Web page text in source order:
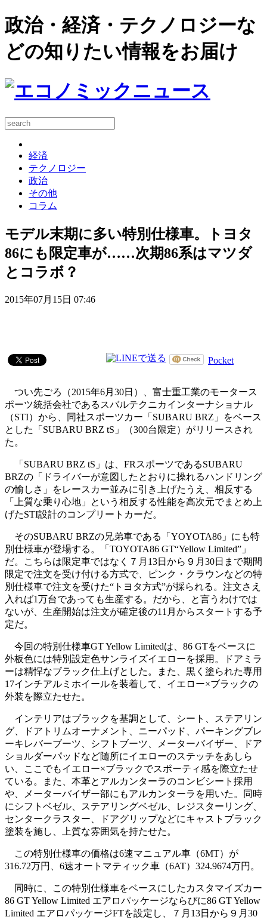
政治・経済・テクノロジーな
どの知りたい情報をお届け
経済
テクノロジー
政治
その他
コラム
モデル末期に多い特別仕様車。トヨタ
86にも限定車が……次期86系はマツダ
とコラボ？
2015年07月15日 07:46
Pocket
つい先ごろ（2015年6月30日）、富士重工業のモータース
ポーツ統括会社であるスバルテクニカインターナショナル
（STI）から、同社スポーツカー「SUBARU BRZ」をベース
とした「SUBARU BRZ tS」（300台限定）がリリースされ
た。
「SUBARU BRZ tS」は、FRスポーツであるSUBARU
BRZの「ドライバーが意図したとおりに操れるハンドリング
の愉しさ」をレースカー並みに引き上げたうえ、相反する
「上質な乗り心地」という相反する性能を高次元でまとめ上
げたSTI設計のコンプリートカーだ。
そのSUBARU BRZの兄弟車である「YOYOTA86」にも特
別仕様車が登場する。「TOYOTA86 GT“Yellow Limited”」
だ。こちらは限定車ではなく７月13日から９月30日まで期間
限定で注文を受け付ける方式で、ピンク・クラウンなどの特
別仕様車で注文を受けた“トヨタ方式”が採られる。注文さえ
入れば1万台であっても生産する。だから、と言うわけでは
ないが、生産開始は注文が確定後の11月からスタートする予
定だ。
今回の特別仕様車GT Yellow Limitedは、86 GTをベースに
外板色には特別設定色サンライズイエローを採用。ドアミラ
ーは精悍なブラック仕上げとした。また、黒く塗られた専用
17インチアルミホイールを装着して、イエロー×ブラックの
外装を際立たせた。
インテリアはブラックを基調として、シート、ステアリン
グ、ドアトリムオーナメント、ニーパッド、パーキングブレ
ーキレバーブーツ、シフトブーツ、メーターバイザー、ドア
ショルダーパッドなど随所にイエローのステッチをあしら
い、ここでもイエロー×ブラックでスポーティ感を際立たせ
ている。また、本革とアルカンターラのコンビシート採用
や、メーターバイザー部にもアルカンターラを用いた。同時
にシフトベゼル、ステアリングベゼル、レジスターリング、
センタークラスター、ドアグリップなどにキャストブラック
塗装を施し、上質な雰囲気を持たせた。
この特別仕様車の価格は6速マニュアル車（6MT）が
316.72万円、6速オートマティック車（6AT）324.9674万円。
同時に、この特別仕様車をベースにしたカスタマイズカー
86 GT Yellow Limited エアロパッケージならびに86 GT Yellow
Limited エアロパッケージFTを設定し、７月13日から９月30